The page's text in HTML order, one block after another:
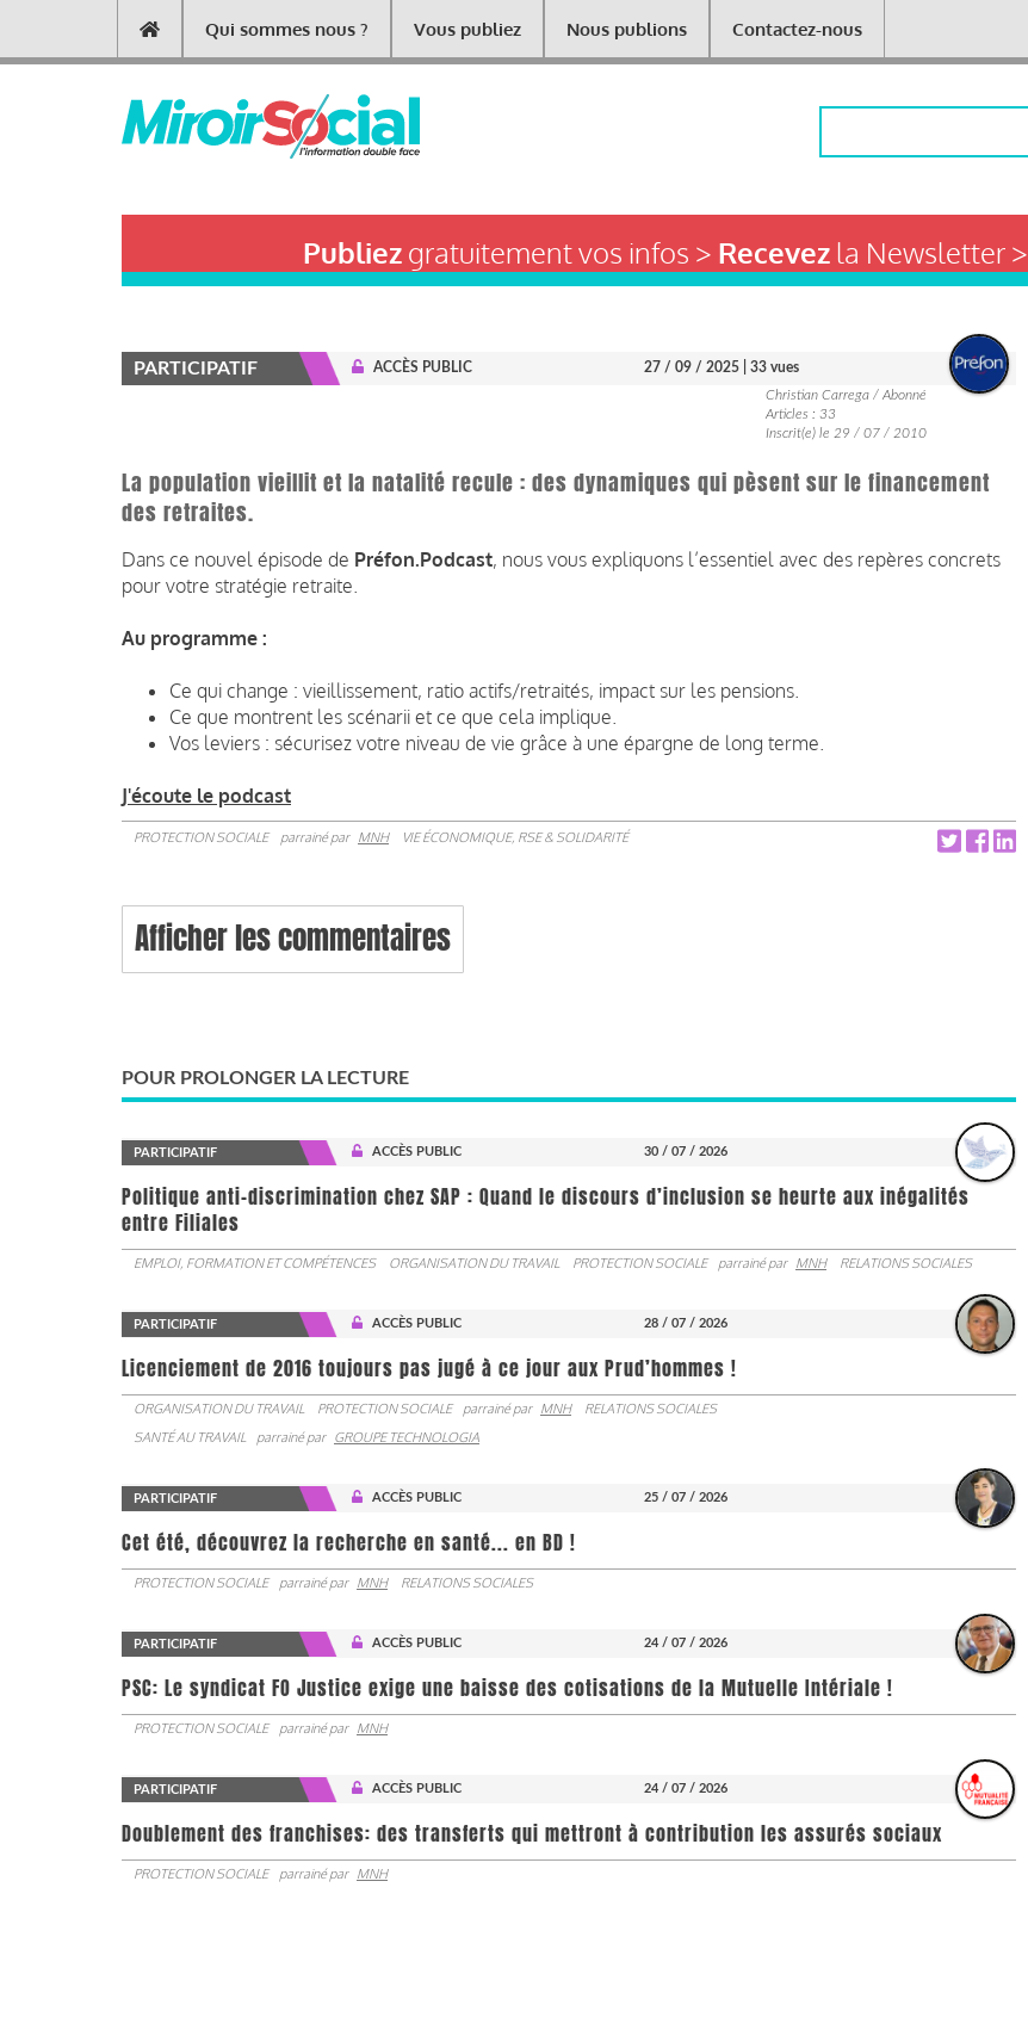
contenu
Main
navigation
Qui sommes nous ? Vous publiez Nous publions Contactez-nous
Publiezgratuitement vos infos > Recevezla Newsletter >
PARTICIPATIF ACCÈS PUBLIC 27 / 09 / 2025
| 33 vues
Christian Carrega / Abonné
Articles : 33
Inscrit(e) le 29 / 07 / 2010
La population vieillit et la natalité recule : des dynamiques qui pèsent sur le financement
des retraites.
Dans ce nouvel épisode de Préfon.Podcast, nous vous expliquons l’essentiel avec des repères concrets
pour votre stratégie retraite.
Au programme :
Ce qui change : vieillissement, ratio actifs/retraités, impact sur les pensions.
Ce que montrent les scénarii et ce que cela implique.
Vos leviers : sécurisez votre niveau de vie grâce à une épargne de long terme.
J'écoute le podcast
PROTECTION SOCIALE parrainé par MNH VIE ÉCONOMIQUE, RSE & SOLIDARITÉ
Afficher les commentaires
POUR PROLONGER LA LECTURE
PARTICIPATIF ACCÈS PUBLIC 30 / 07 / 2026
Politique anti-discrimination chez SAP : Quand le discours d’inclusion se heurte aux inégalités
entre Filiales
EMPLOI, FORMATION ET COMPÉTENCES ORGANISATION DU TRAVAIL PROTECTION SOCIALE parrainé par MNH RELATIONS SOCIALES
PARTICIPATIF ACCÈS PUBLIC 28 / 07 / 2026
Licenciement de 2016 toujours pas jugé à ce jour aux Prud’hommes !
ORGANISATION DU TRAVAIL PROTECTION SOCIALE parrainé par MNH
RELATIONS SOCIALES
SANTÉ AU TRAVAIL
parrainé par GROUPE TECHNOLOGIA
PARTICIPATIF ACCÈS PUBLIC 25 / 07 / 2026
Cet été, découvrez la recherche en santé... en BD !
PROTECTION SOCIALE parrainé par MNH RELATIONS SOCIALES
PARTICIPATIF ACCÈS PUBLIC 24 / 07 / 2026
PSC: Le syndicat FO Justice exige une baisse des cotisations de la Mutuelle Intériale !
PROTECTION SOCIALE parrainé par MNH
PARTICIPATIF ACCÈS PUBLIC 24 / 07 / 2026
Doublement des franchises: des transferts qui mettront à contribution les assurés sociaux
PROTECTION SOCIALE parrainé par MNH